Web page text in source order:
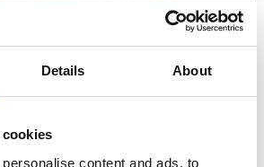
Details About
content and ads, to